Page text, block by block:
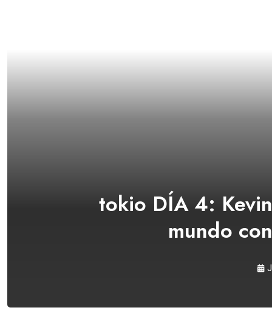
tokio DÍA 4:
mundo